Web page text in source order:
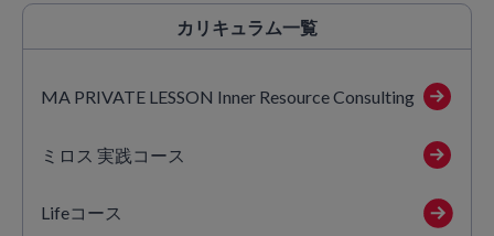
カリキュラム一覧
MA PRIVATE LESSON Inner Resource Consulting
ミロス 実践コース
Lifeコース